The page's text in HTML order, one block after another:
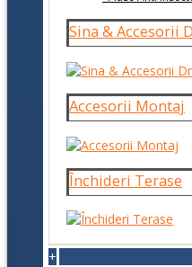
Sina & Accesorii
Accesorii Montaj
Închideri Terase
+